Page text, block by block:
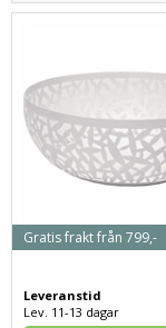
Leveranstid
Lev. 11-13 dagar
Gratis frakt från 799,-